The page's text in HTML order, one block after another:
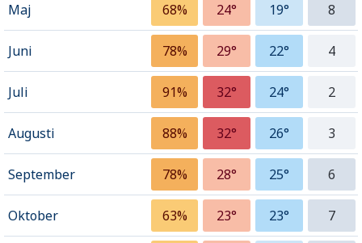
Maj 68% 24° 19° 8
Juni 78% 29° 22° 4
Juli 91% 32° 24° 2
Augusti 88% 32° 26° 3
September 78% 28° 25° 6
Oktober 63% 23° 23° 7